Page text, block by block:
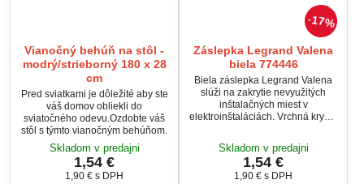
Vianočný behúň na stôl -
modrý/strieborný 180 x 28
cm
Pred sviatkami je dôležité aby ste
váš domov obliekli do
sviatočného odevu.Ozdobte váš
stôl s týmto vianočným behúňom.
Skladom v predajni
1,54 €
1,90 € s DPH
17%
Záslepka Legrand Valena
biela 774446
Biela záslepka Legrand Valena
slúži na zakrytie nevyužitých
inštalačných miest v
elektroinštaláciách. Vrchná krycia
obsahuje otvory pre jednoduché
upevnenie skrutkami do
inštalačnej krabice.
Skladom v predajni
1,54 €
1,90 € s DPH